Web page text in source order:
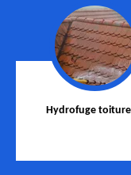
Hydrofuge